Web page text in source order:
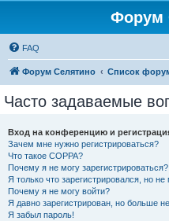
Форум
FAQ
Форум Селятино Список
Часто задаваемые
Вход на конференцию и
Зачем мне нужно регистрироваться?
Что такое COPPA?
Почему я не могу зарегистрироваться?
Я только что зарегистрировался, но не
Почему я не могу войти?
Я давно зарегистрирован, но больше
Я забыл пароль!